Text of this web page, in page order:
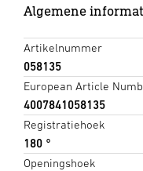
Algemene
Artikelnummer
058135
European Article
4007841058135
Registratiehoek
180 °
Openingshoek